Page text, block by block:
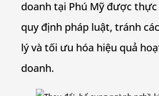
doanh tại Phú Mỹ được
quy định pháp luật, tránh
lý và tối ưu hóa hiệu quả
doanh.